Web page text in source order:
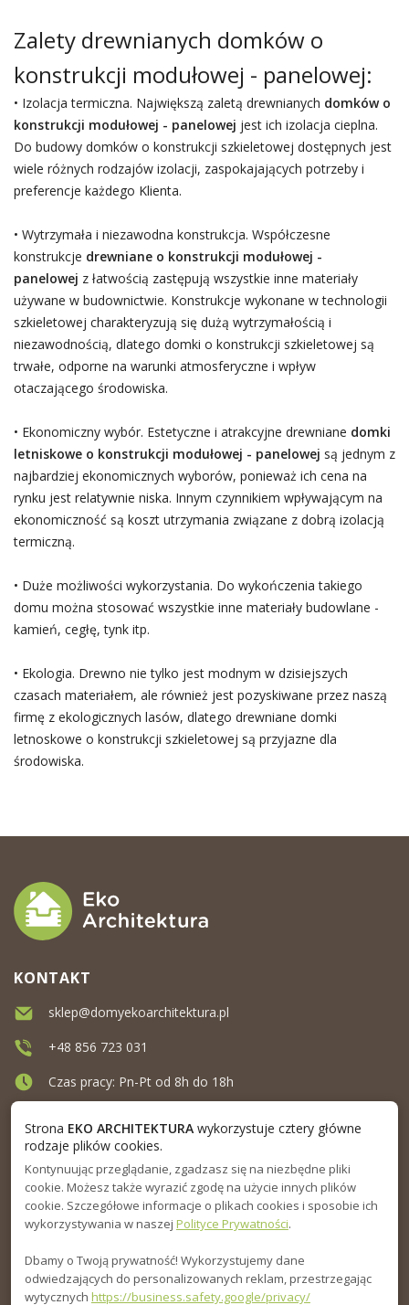
Zalety drewnianych domków o
konstrukcji modułowej - panelowej:
• Izolacja termiczna. Największą zaletą drewnianych domków o
konstrukcji modułowej - panelowej jest ich izolacja cieplna.
Do budowy domków o konstrukcji szkieletowej dostępnych jest
wiele różnych rodzajów izolacji, zaspokajających potrzeby i
preferencje każdego Klienta.
• Wytrzymała i niezawodna konstrukcja. Współczesne
konstrukcje drewniane o konstrukcji modułowej -
panelowej z łatwością zastępują wszystkie inne materiały
używane w budownictwie. Konstrukcje wykonane w technologii
szkieletowej charakteryzują się dużą wytrzymałością i
niezawodnością, dlatego domki o konstrukcji szkieletowej są
trwałe, odporne na warunki atmosferyczne i wpływ
otaczającego środowiska.
• Ekonomiczny wybór. Estetyczne i atrakcyjne drewniane domki
letniskowe o konstrukcji modułowej - panelowej są jednym z
najbardziej ekonomicznych wyborów, ponieważ ich cena na
rynku jest relatywnie niska. Innym czynnikiem wpływającym na
ekonomiczność są koszt utrzymania związane z dobrą izolacją
termiczną.
• Duże możliwości wykorzystania. Do wykończenia takiego
domu można stosować wszystkie inne materiały budowlane -
kamień, cegłę, tynk itp.
• Ekologia. Drewno nie tylko jest modnym w dzisiejszych
czasach materiałem, ale również jest pozyskiwane przez naszą
firmę z ekologicznych lasów, dlatego drewniane domki
letnoskowe o konstrukcji szkieletowej są przyjazne dla
środowiska.
MENU
INFORMACJA
PORADNIK
KONTAKT
sklep@domyekoarchitektura.pl
+48 856 723 031
Czas pracy: Pn-Pt od 8h do 18h
Strona EKO ARCHITEKTURAwykorzystuje cztery główne
rodzaje plików cookies.
Kontynuując przeglądanie, zgadzasz się na niezbędne pliki
cookie. Możesz także wyrazić zgodę na użycie innych plików
cookie. Szczegółowe informacje o plikach cookies i sposobie ich
wykorzystywania w naszej Polityce Prywatności.
Dbamy o Twoją prywatność! Wykorzystujemy dane
odwiedzających do personalizowanych reklam, przestrzegając
wytycznych https://business.safety.google/privacy/